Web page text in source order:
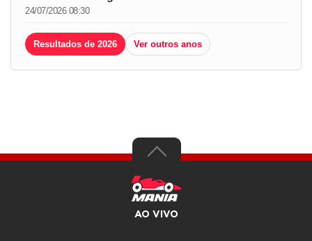
24/07/2026 08:30
Resultados de 2026 Ver outros anos
AO VIVO